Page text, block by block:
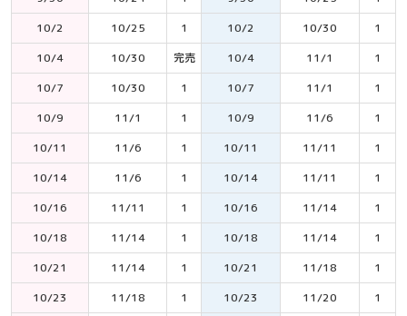
10/2
10/25 1 10/2 10/30
1
10/4
10/30 完売 10/4 11/1
1
10/7
10/30 1 10/7 11/1
1
10/9
11/1 1 10/9 11/6
1
10/11
11/6 1 10/11 11/11
1
10/14
11/6 1 10/14 11/11
1
10/16
11/11 1 10/16 11/14
1
10/18
11/14 1 10/18 11/14
1
10/21
11/14 1 10/21 11/18
1
10/23
11/18 1 10/23 11/20
1